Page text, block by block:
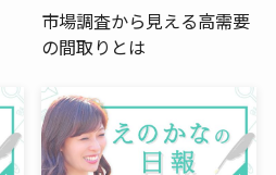
市場調査から見える高需要
の間取りとは